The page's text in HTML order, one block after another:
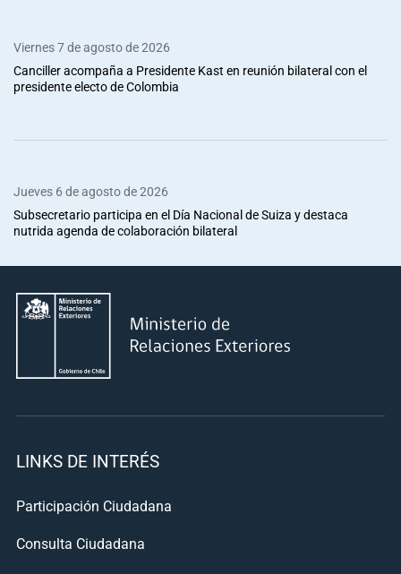
Viernes 7 de agosto de 2026
Canciller acompaña a Presidente Kast en reunión bilateral con el
presidente electo de Colombia
Jueves 6 de agosto de 2026
Subsecretario participa en el Día Nacional de Suiza y destaca
nutrida agenda de colaboración bilateral
LINKS DE INTERÉS
Participación Ciudadana
Consulta Ciudadana